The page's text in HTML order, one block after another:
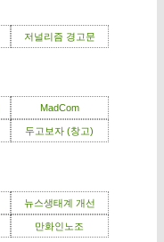
저널리즘 경고문
MadCom
두고보자 (창고)
뉴스생태계 개선
만화인노조